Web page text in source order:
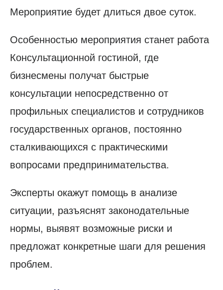
Мероприятие будет длиться двое суток.
Особенностью мероприятия станет работа
Консультационной гостиной, где
бизнесмены получат быстрые
консультации непосредственно от
профильных специалистов и сотрудников
государственных органов, постоянно
сталкивающихся с практическими
вопросами предпринимательства.
Эксперты окажут помощь в анализе
ситуации, разъяснят законодательные
нормы, выявят возможные риски и
предложат конкретные шаги для решения
проблем.